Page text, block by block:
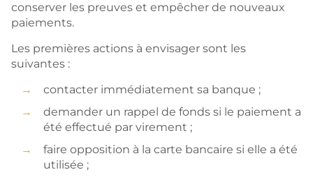
conserver les preuves et empêcher de nouveaux
paiements.
Les premières actions à envisager sont les
suivantes :
contacter immédiatement sa banque ;
demander un rappel de fonds si le paiement a
été effectué par virement ;
faire opposition à la carte bancaire si elle a été
utilisée ;